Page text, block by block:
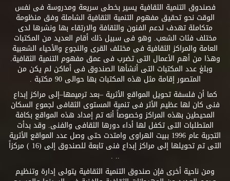
فصندوق التنمية الثقافية يسير بخطى سريعة ومدروسة فى نفس
الوقت نحو تحقيق مفهوم التنمية الثقافية الشاملة وفق منظومة
متكاملة تهدف لدعم الفنون والثقافة والارتقاء بها ونشرها لدى
مختلف فئات الشعب. وهو فى سبيل ذلك أقام العديد من المكتبات
العامة والمراكز الثقافية فى مختلف القرى والنجوع والأحياء الشعبية
وهذا من أهم الأعمال التى تضرب فى عمق مفهوم التنمية الثقافية.
وبلغ عدد المكتبات التى أنشأها الصندوق فى أماكن لم يكن من
المتصور إقامة مثل هذه المكتبات بها حوالى 90 مكتبة .
كما أن فلسفة تحويل المواقع الأثرية –بعد ترميمها–إلى مراكز إبداع
فنى كان لها عظيم الأثر فى تنمية المستوى الثقافى لجموع السكان
المحيطين بهذه المراكز وخصوصاً أنه تم إمداد هذه المواقع بكافة
المتطلبات التى تكفل لها أداء دورها الثقافى والفنى. وقد بدأت
التجربة عام 1996 ببيت الهراوى وامتدت حتى وصل عدد المواقع الأثرية
التى تم تحويلها إلى مراكز إبداع فنى تابعة للصندوق إلى (16 ) مركزاً
.. .
ومن ناحية أخرى فإن صندوق التنمية الثقافية يتولى إدارة وتنظيم